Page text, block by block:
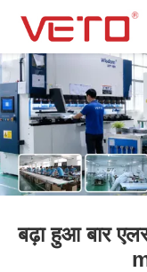
बढ़ा हुआ बार